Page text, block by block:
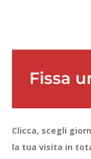
Clicca, scegli
la tua visita in